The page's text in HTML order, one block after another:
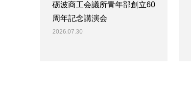
砺波商工会議所青年部創立60
周年記念講演会
2026.07.30